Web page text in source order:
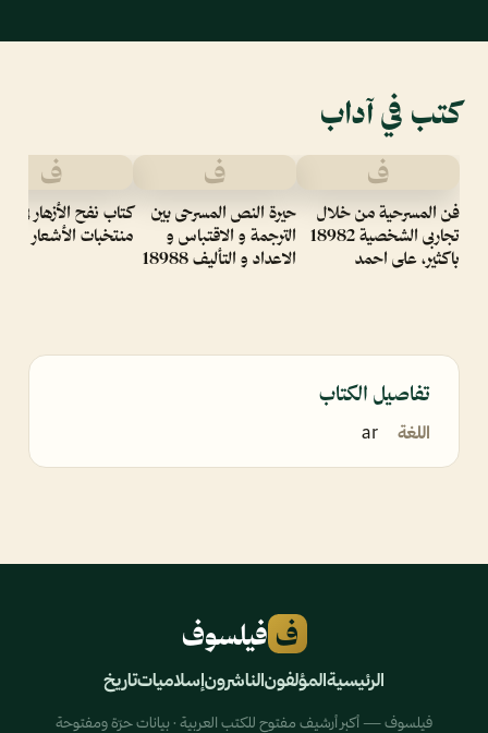
كتب في آداب
ف
فن المسرحية من خلال
تجاربى الشخصية 18982
باكثير، على احمد
ف
حيرة النص المسرحى بين
الترجمة و الاقتباس و
الاعداد و التأليف 18988
ف
كتاب نفح الأزهار في
منتخبات الأشعار
تفاصيل الكتاب
اللغة ar
ف فيلسوف
الرئيسيةالمؤلفونالناشرونإسلامياتتاريخ
فيلسوف — أكبر أرشيف مفتوح للكتب العربية · بيانات حرّة ومفتوحة